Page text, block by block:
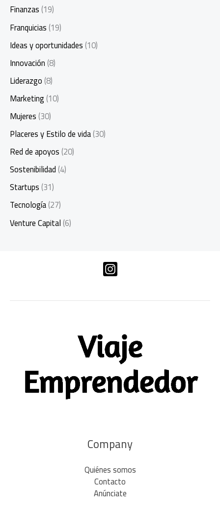
Finanzas(19)
Franquicias(19)
Ideas y oportunidades(10)
Innovación(8)
Liderazgo(8)
Marketing(10)
Mujeres(30)
Placeres y Estilo de vida(30)
Red de apoyos(20)
Sostenibilidad(4)
Startups(31)
Tecnología(27)
Venture Capital(6)
Company
Quiénes somos
Contacto
Anúnciate